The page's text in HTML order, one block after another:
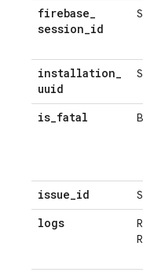
firebase_
session_id
installation_
uuid
is_fatal
issue_id
logs